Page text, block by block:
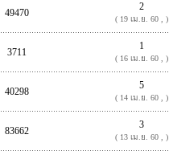
49470
2
( 19 เม.ย. 60 , )
3711
1
( 16 เม.ย. 60 , )
40298
5
( 14 เม.ย. 60 , )
83662
3
( 13 เม.ย. 60 , )